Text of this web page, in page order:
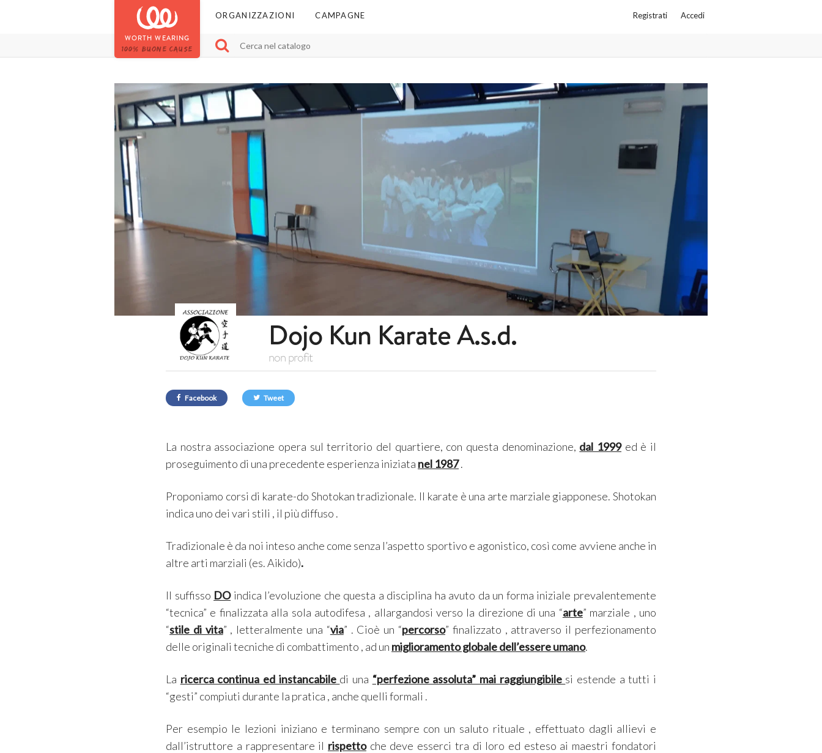
WORTH WEARING
100% BUONE CAUSE
Registrati Accedi
ORGANIZZAZIONI CAMPAGNE
Dojo Kun Karate A.s.d.
non profit
Facebook Tweet
La nostra associazione opera sul territorio del quartiere, con questa denominazione, dal 1999ed è il
proseguimento di una precedente esperienza iniziata nel 1987.
Proponiamo corsi di karate-do Shotokan tradizionale. Il karate è una arte marziale giapponese. Shotokan
indica uno dei vari stili , il più diffuso .
Tradizionale è da noi inteso anche come senza l’aspetto sportivo e agonistico, così come avviene anche in
altre arti marziali (es. Aikido).
Il suffisso DOindica l’evoluzione che questa a disciplina ha avuto da un forma iniziale prevalentemente
“tecnica” e finalizzata alla sola autodifesa , allargandosi verso la direzione di una “arte” marziale , uno
“stile di vita” , letteralmente una “via” . Cioè un “percorso” finalizzato , attraverso il perfezionamento
delle originali tecniche di combattimento , ad un miglioramento globale dell’essere umano.
La ricerca continua ed instancabile di una “perfezione assoluta” mai raggiungibile si estende a tutti i
“gesti” compiuti durante la pratica , anche quelli formali .
Per esempio le lezioni iniziano e terminano sempre con un saluto rituale , effettuato dagli allievi e
dall’istruttore a rappresentare il rispettoche deve esserci tra di loro ed esteso ai maestri fondatori